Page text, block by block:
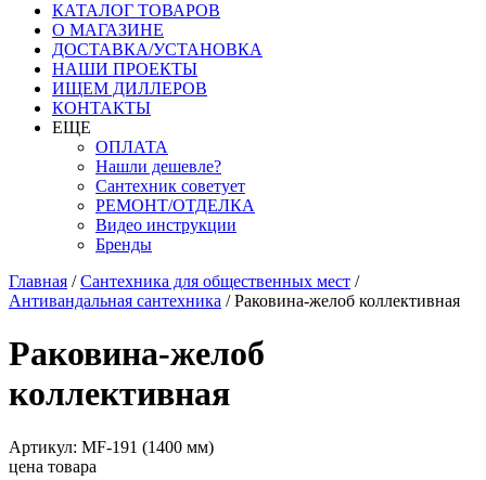
КАТАЛОГ ТОВАРОВ
О МАГАЗИНЕ
ДОСТАВКА/УСТАНОВКА
НАШИ ПРОЕКТЫ
ИЩЕМ ДИЛЛЕРОВ
КОНТАКТЫ
ЕЩЕ
ОПЛАТА
Нашли дешевле?
Сантехник советует
РЕМОНТ/ОТДЕЛКА
Видео инструкции
Бренды
Главная /Сантехника для общественных мест /
Антивандальная сантехника /Раковина-желоб коллективная
Раковина-желоб
коллективная
Артикул: MF-191 (1400 мм)
цена товара